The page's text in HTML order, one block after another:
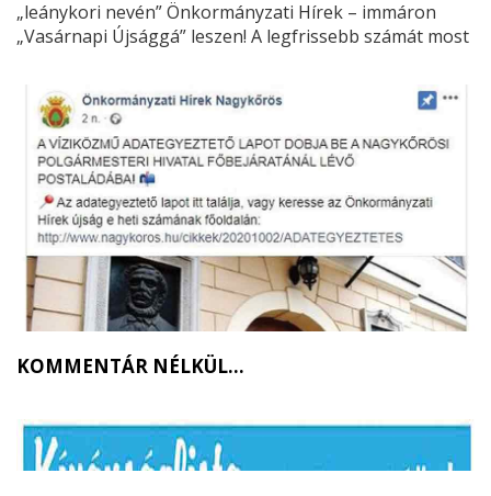
„leánykori nevén” Önkormányzati Hírek – immáron
„Vasárnapi Újsággá” leszen! A legfrissebb számát most
kézbe. Miután felületesen átlapoztam, döbbentem rá:
Hova lett a Szerkesztőség mosolyt-fakasztó nagy
találmánya: a „KÖRÖSI SZÁM”? Illetve „SZÁMOK”…
KOMMENTÁR NÉLKÜL…